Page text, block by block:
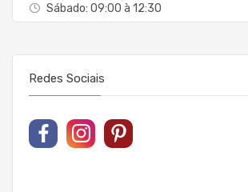
Sábado: 09:00 à 12:30
Redes Sociais